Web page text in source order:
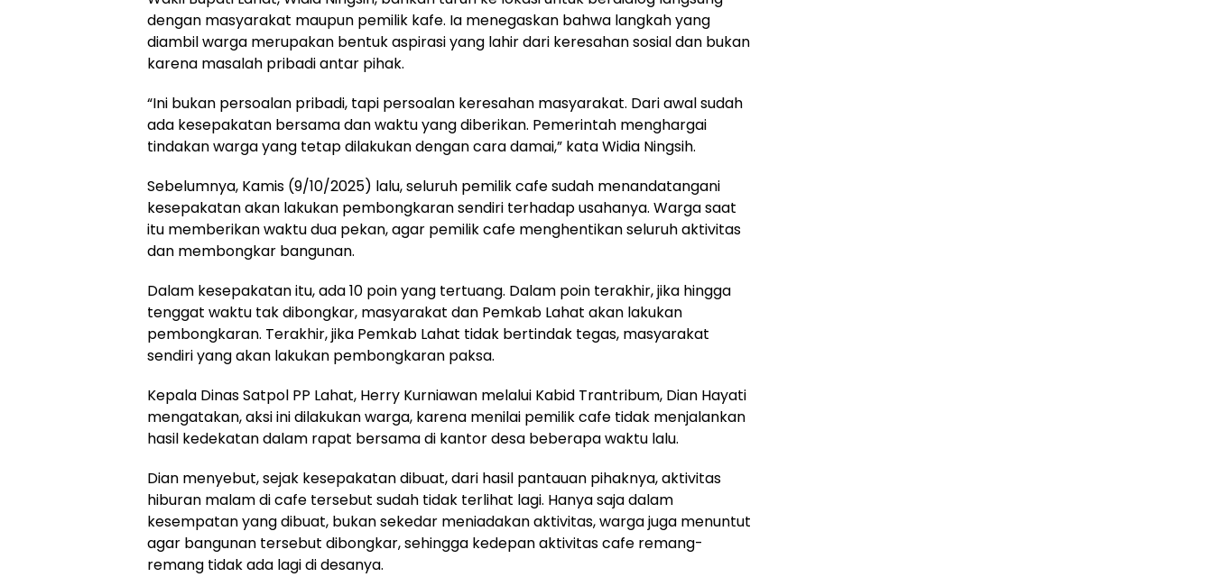
dengan masyarakat maupun pemilik kafe. Ia menegaskan bahwa langkah yang
diambil warga merupakan bentuk aspirasi yang lahir dari keresahan sosial dan bukan
karena masalah pribadi antar pihak.
“Ini bukan persoalan pribadi, tapi persoalan keresahan masyarakat. Dari awal sudah
ada kesepakatan bersama dan waktu yang diberikan. Pemerintah menghargai
tindakan warga yang tetap dilakukan dengan cara damai,” kata Widia Ningsih.
Sebelumnya, Kamis (9/10/2025) lalu, seluruh pemilik cafe sudah menandatangani
kesepakatan akan lakukan pembongkaran sendiri terhadap usahanya. Warga saat
itu memberikan waktu dua pekan, agar pemilik cafe menghentikan seluruh aktivitas
dan membongkar bangunan.
Dalam kesepakatan itu, ada 10 poin yang tertuang. Dalam poin terakhir, jika hingga
tenggat waktu tak dibongkar, masyarakat dan Pemkab Lahat akan lakukan
pembongkaran. Terakhir, jika Pemkab Lahat tidak bertindak tegas, masyarakat
sendiri yang akan lakukan pembongkaran paksa.
Kepala Dinas Satpol PP Lahat, Herry Kurniawan melalui Kabid Trantribum, Dian Hayati
mengatakan, aksi ini dilakukan warga, karena menilai pemilik cafe tidak menjalankan
hasil kedekatan dalam rapat bersama di kantor desa beberapa waktu lalu.
Dian menyebut, sejak kesepakatan dibuat, dari hasil pantauan pihaknya, aktivitas
hiburan malam di cafe tersebut sudah tidak terlihat lagi. Hanya saja dalam
kesempatan yang dibuat, bukan sekedar meniadakan aktivitas, warga juga menuntut
agar bangunan tersebut dibongkar, sehingga kedepan aktivitas cafe remang-
remang tidak ada lagi di desanya.